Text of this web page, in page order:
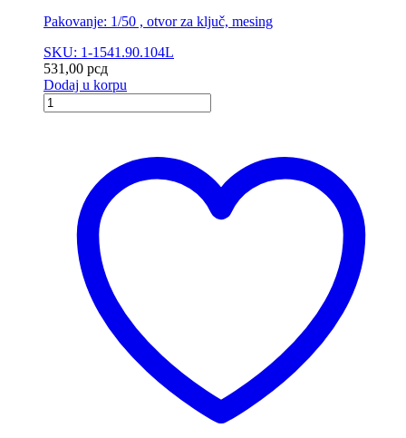
Pakovanje: 1/50 , otvor za ključ, mesing
SKU: 1-1541.90.104L
531,00 рсд
Dodaj u korpu
Brava
6,5